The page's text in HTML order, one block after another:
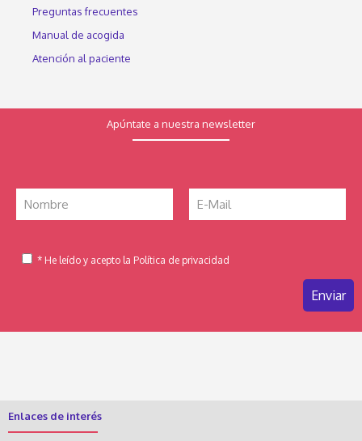
Preguntas frecuentes
Manual de acogida
Atención al paciente
Apúntate a nuestra newsletter
* He leído y acepto la Política de privacidad
Enlaces de interés